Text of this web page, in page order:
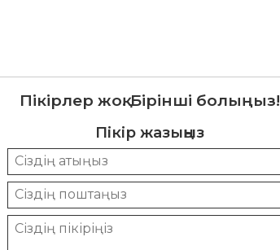
Пікірлер жоқ. Бірінші болыңыз!
Пікір жазыңыз